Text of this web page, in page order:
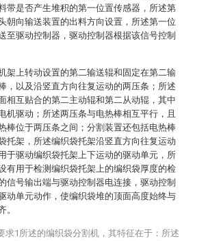
带是否产生堆积的第一位置传感器，所述第
朝向输送装置的出料方向设置，所述第一位
至驱动控制器，驱动控制器根据该信号控制
架上转动设置的第二输送辊和固定在第二输
，以及沿竖直方向往复运动的两压条；所述
相互贴合的第二主动辊和第二从动辊，其中
机驱动；所述两压条与电热棒相互平行，且
棒位于两压条之间；分割装置还包括电热棒
托架，所述编织袋托架沿竖直方向往复运动
于驱动编织袋托架上下运动的驱动单元，所
有用于检测编织袋托架上的编织袋厚度的检
信号输出端与驱动控制器电连接，驱动控制
动单元动作，使编织袋堆的顶面高度始终与
。
求1所述的编织袋分割机，其特征在于：所述